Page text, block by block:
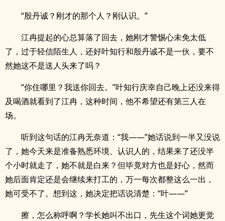
“殷丹诚？刚才的那个人？刚认识。”
江冉提起的心总算落了回去，她刚才警惕心未免太低
了，过于轻信陌生人，还好叶知行和殷丹诚不是一伙，要不
然她这不是送人头来了吗？
“你住哪里？我送你回去。”叶知行庆幸自己晚上还没来得
及喝酒就看到了江冉，这种时间，他不希望还有第三人在
场。
听到这句话的江冉无奈道：“我——”她话说到一半又没说
了，她今天来是准备熟悉环境、认识人的，结果来了还没半
个小时就走了，她不就是白来？但毕竟对方也是好心，然而
她后面肯定还是会继续来打工的，万一每次都整这么一出，
她可受不了。想到这，她决定把话说清楚：“叶——”
擦，怎么称呼啊？学长她叫不出口，先生这个词她更觉